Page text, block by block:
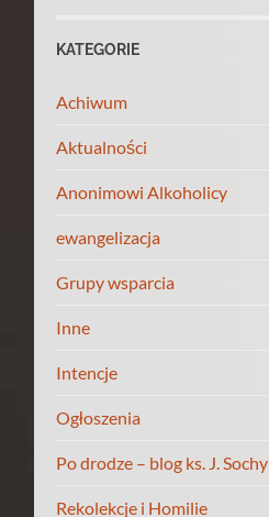
KATEGORIE
Achiwum
Aktualności
Anonimowi Alkoholicy
ewangelizacja
Grupy wsparcia
Inne
Intencje
Ogłoszenia
Po drodze – blog ks. J. Sochy
Rekolekcje i Homilie